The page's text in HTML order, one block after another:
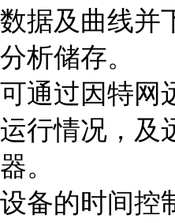
数据及曲线并
分析储存。
可通过因特网
运行情况，及
器。
设备的时间控